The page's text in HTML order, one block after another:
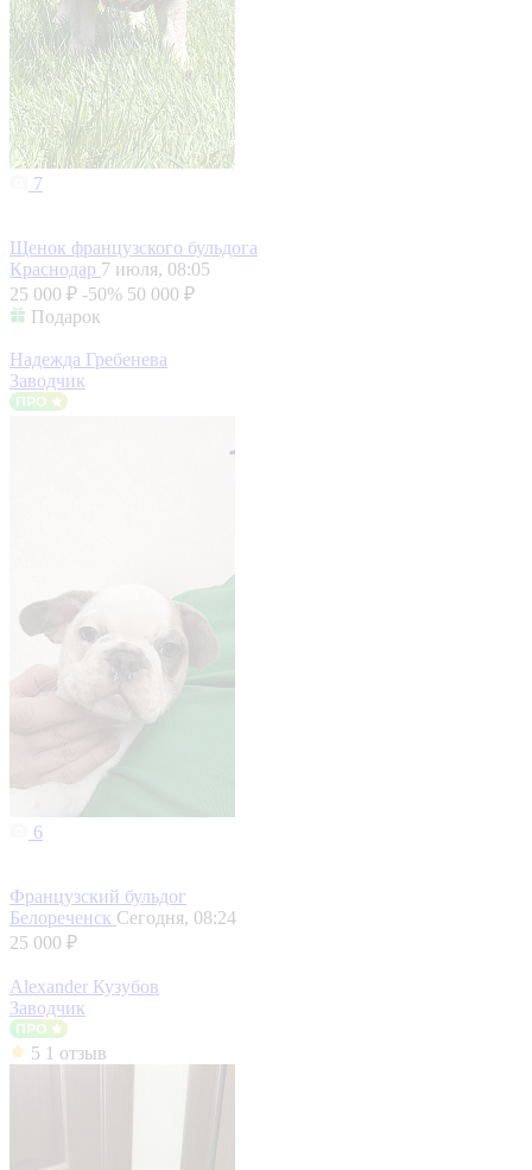
7
Щенок французского бульдога
Краснодар 7 июля, 08:05
25 000 ₽ -50% 50 000 ₽
Подарок
Надежда Гребенева
Заводчик
6
Французский бульдог
Белореченск Сегодня, 08:24
25 000 ₽
Alexander Кузубов
Заводчик
5 1 отзыв